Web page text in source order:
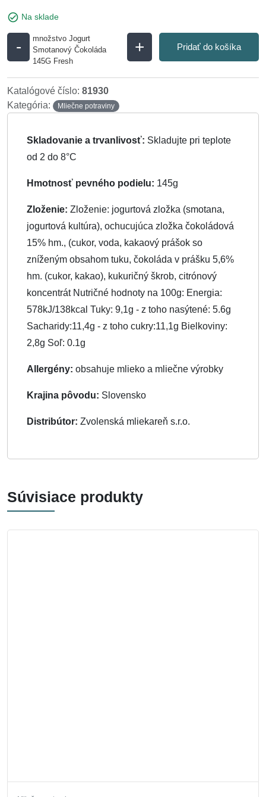
check_circle Na sklade
-
množstvo Jogurt
Smotanový Čokoláda
145G Fresh
+ Pridať do košíka
Katalógové číslo: 81930
Kategória:
Mliečne potraviny
Skladovanie a trvanlivosť: Skladujte pri teplote
od 2 do 8°C
Hmotnosť pevného podielu: 145g
Zloženie: Zloženie: jogurtová zložka (smotana,
jogurtová kultúra), ochucujúca zložka čokoládová
15% hm., (cukor, voda, kakaový prášok so
zníženým obsahom tuku, čokoláda v prášku 5,6%
hm. (cukor, kakao), kukuričný škrob, citrónový
koncentrát Nutričné hodnoty na 100g: Energia:
578kJ/138kcal Tuky: 9,1g - z toho nasýtené: 5.6g
Sacharidy:11,4g - z toho cukry:11,1g Bielkoviny:
2,8g Soľ: 0.1g
Allergény: obsahuje mlieko a mliečne výrobky
Krajina pôvodu: Slovensko
Distribútor: Zvolenská mliekareň s.r.o.
Súvisiace produkty